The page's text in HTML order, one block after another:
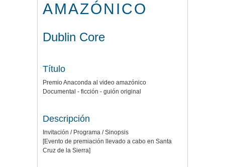
AMAZÓNICO
Dublin Core
Título
Premio Anaconda al video amazónico
Documental - ficción - guión original
Descripción
Invitación / Programa / Sinopsis
[Evento de premiación llevado a cabo en Santa
Cruz de la Sierra]